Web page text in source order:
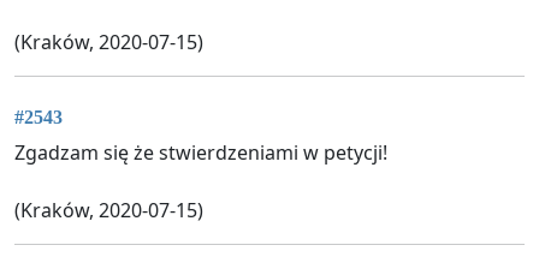
(Kraków, 2020-07-15)
#2543
Zgadzam się że stwierdzeniami w petycji!
(Kraków, 2020-07-15)